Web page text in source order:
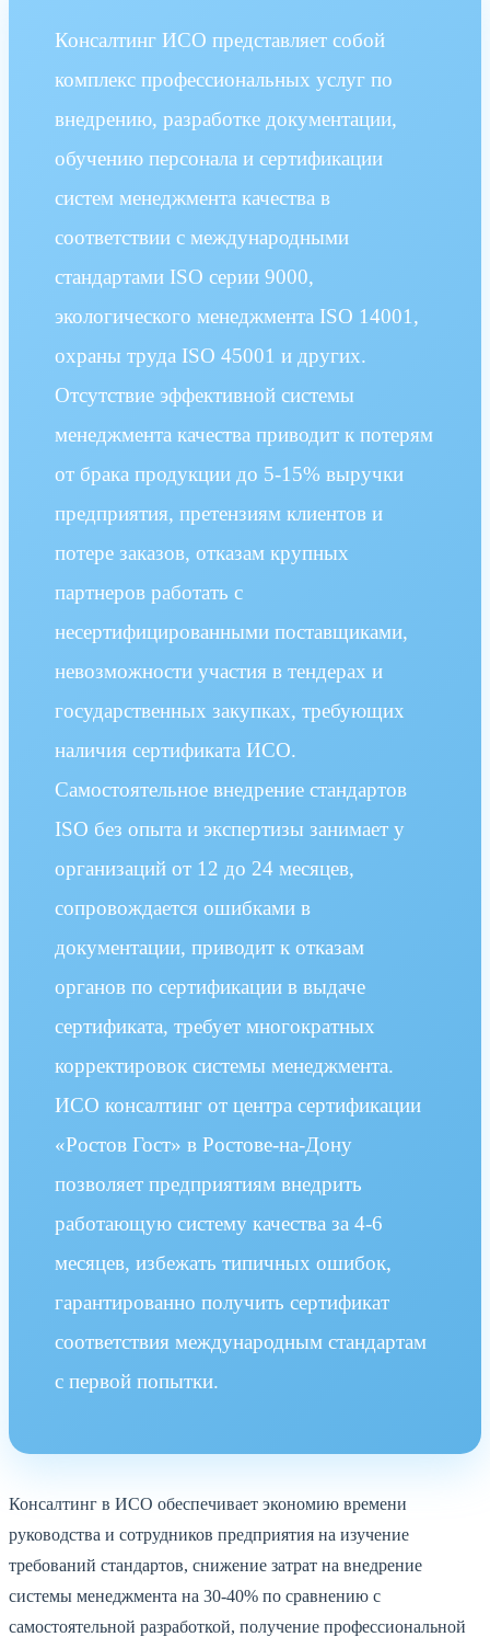
Консалтинг ИСО представляет собой
комплекс профессиональных услуг по
внедрению, разработке документации,
обучению персонала и сертификации
систем менеджмента качества в
соответствии с международными
стандартами ISO серии 9000,
экологического менеджмента ISO 14001,
охраны труда ISO 45001 и других.
Отсутствие эффективной системы
менеджмента качества приводит к потерям
от брака продукции до 5-15% выручки
предприятия, претензиям клиентов и
потере заказов, отказам крупных
партнеров работать с
несертифицированными поставщиками,
невозможности участия в тендерах и
государственных закупках, требующих
наличия сертификата ИСО.
Самостоятельное внедрение стандартов
ISO без опыта и экспертизы занимает у
организаций от 12 до 24 месяцев,
сопровождается ошибками в
документации, приводит к отказам
органов по сертификации в выдаче
сертификата, требует многократных
корректировок системы менеджмента.
ИСО консалтинг от центра сертификации
«Ростов Гост» в Ростове-на-Дону
позволяет предприятиям внедрить
работающую систему качества за 4-6
месяцев, избежать типичных ошибок,
гарантированно получить сертификат
соответствия международным стандартам
с первой попытки.
Консалтинг в ИСО обеспечивает экономию времени
руководства и сотрудников предприятия на изучение
требований стандартов, снижение затрат на внедрение
системы менеджмента на 30-40% по сравнению с
самостоятельной разработкой, получение профессиональной